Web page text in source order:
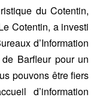
du Cotentin,
Cotentin, a investi
d’Information
Barfleur pour un
pouvons être fiers
d’information